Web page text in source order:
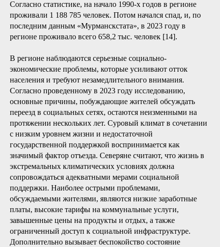
Согласно статистике, на начало 1990-х годов в регионе
проживали 1 188 785 человек. Потом начался спад, и, по
последним данным «Мурманскстата», в 2023 году в
регионе проживало всего 658,2 тыс. человек [14].
В регионе наблюдаются серьезные социально-
экономические проблемы, которые усиливают отток
населения и требуют незамедлительного внимания.
Согласно проведенному в 2023 году исследованию,
основные причины, побуждающие жителей обсуждать
переезд в социальных сетях, остаются неизменными на
протяжении нескольких лет. Суровый климат в сочетании
с низким уровнем жизни и недостаточной
государственной поддержкой воспринимается как
значимый фактор отъезда. Северяне считают, что жизнь в
экстремальных климатических условиях должна
сопровождаться адекватными мерами социальной
поддержки. Наиболее острыми проблемами,
обсуждаемыми жителями, являются низкие заработные
платы, высокие тарифы на коммунальные услуги,
завышенные цены на продукты и отдых, а также
ограниченный доступ к социальной инфраструктуре.
Дополнительно вызывает беспокойство состояние